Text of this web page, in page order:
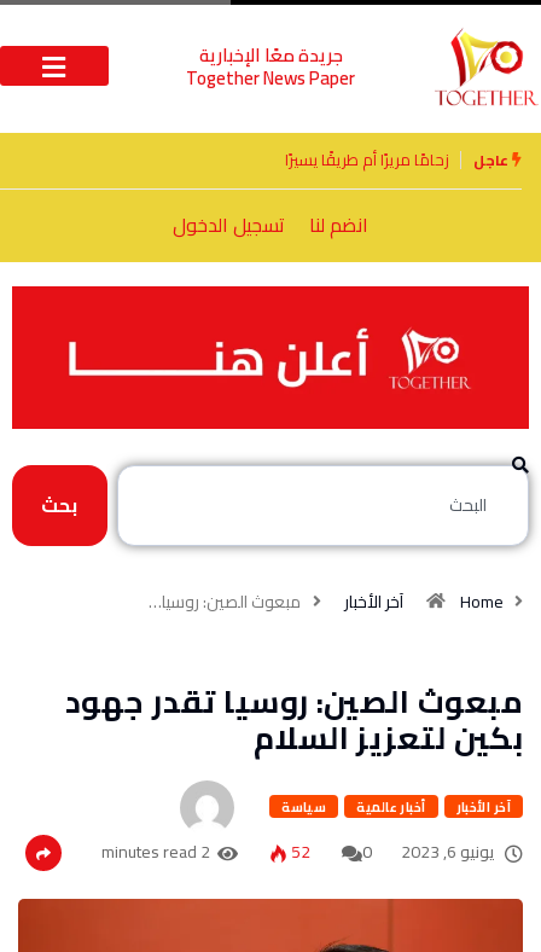
جريدة معًا الإخبارية
Together News Paper
عاجل الأخوة الأعداء وحتمًا لابد من لقاء
انضم لنا تسجيل الدخول
بحث
Home آخر الأخبار مبعوث الصين: روسيا…
مبعوث الصين: روسيا تقدر جهود
بكين لتعزيز السلام
آخر الأخبار أخبار عالمية سياسة
يونيو 6, 2023 0
52
2 minutes read